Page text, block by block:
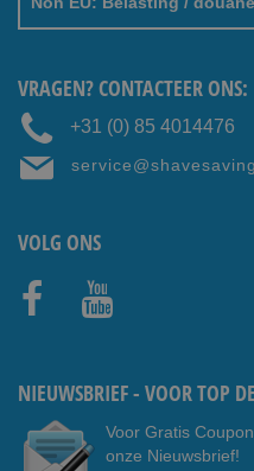
VRAGEN? CONTACTEER ONS:
+31 (0) 85 4014476
VOLG ONS
NIEUWSBRIEF - VOOR TOP
Voor Gratis
onze Nieuwsbrief!